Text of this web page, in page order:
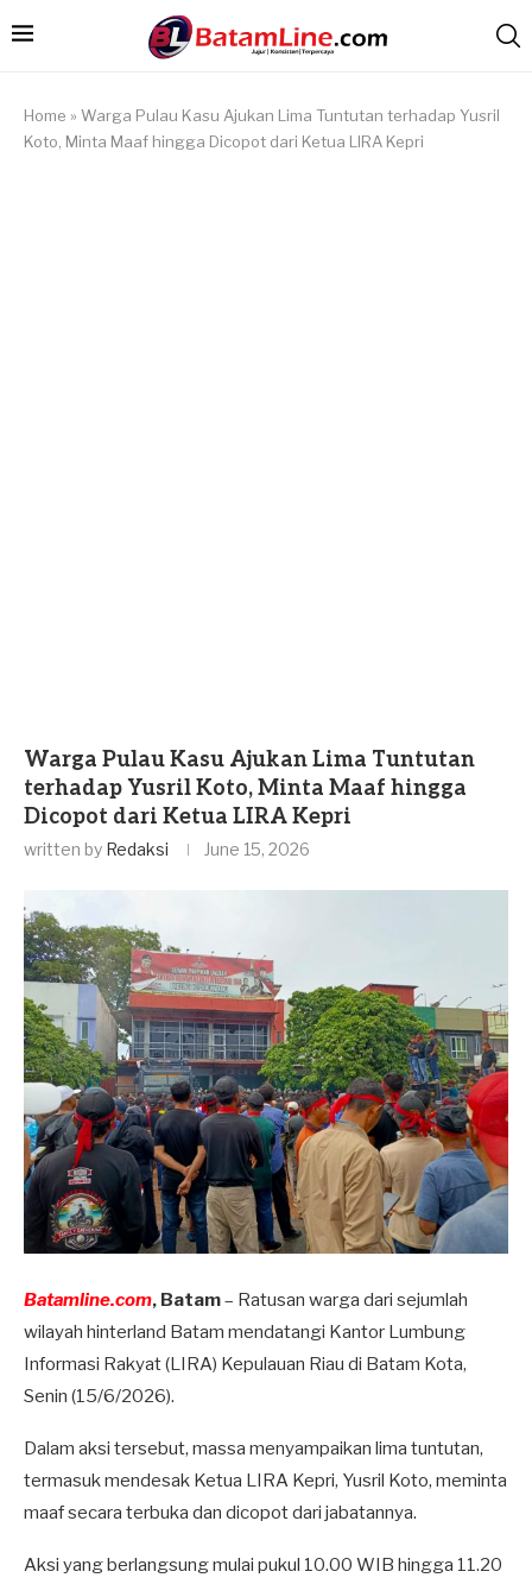
Home » Warga Pulau Kasu Ajukan Lima Tuntutan terhadap Yusril
Koto, Minta Maaf hingga Dicopot dari Ketua LIRA Kepri
Warga Pulau Kasu Ajukan Lima Tuntutan
terhadap Yusril Koto, Minta Maaf hingga
Dicopot dari Ketua LIRA Kepri
written by Redaksi June 15, 2026
Batamline.com, Batam– Ratusan warga dari sejumlah
wilayah hinterland Batam mendatangi Kantor Lumbung
Informasi Rakyat (LIRA) Kepulauan Riau di Batam Kota,
Senin (15/6/2026).
Dalam aksi tersebut, massa menyampaikan lima tuntutan,
termasuk mendesak Ketua LIRA Kepri, Yusril Koto, meminta
maaf secara terbuka dan dicopot dari jabatannya.
Aksi yang berlangsung mulai pukul 10.00 WIB hingga 11.20